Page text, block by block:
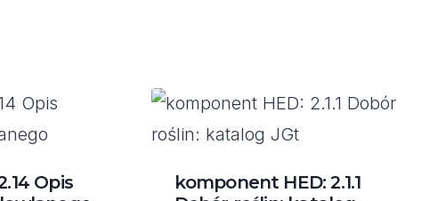
Opis
komponent HED: 2.1.1